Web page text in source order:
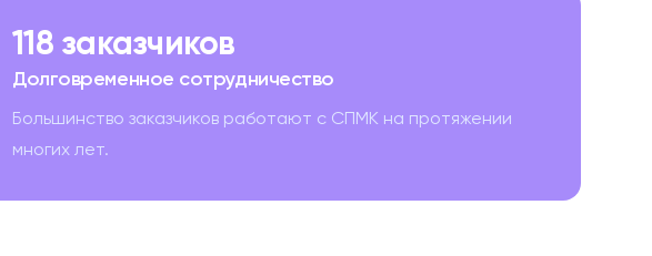
118 заказчиков
Долговременное сотрудничество
Большинство заказчиков работают с СПМК на протяжении
многих лет.